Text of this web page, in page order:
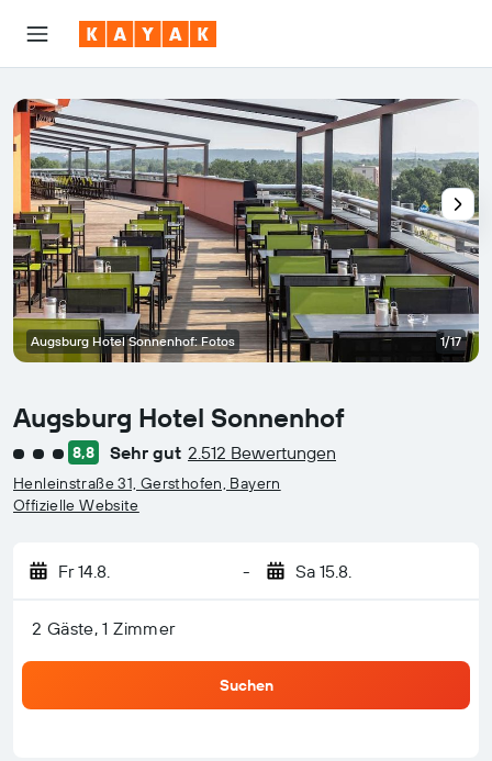
Augsburg Hotel Sonnenhof
Bewertungskategorie 3
8,8 Sehr gut 2.512 Bewertungen
Henleinstraße 31, Gersthofen, Bayern
Offizielle Website
Fr 14.8. - Sa 15.8.
2 Gäste, 1 Zimmer
Suchen
Augsburg Hotel Sonnenhof: Fotos 1/17